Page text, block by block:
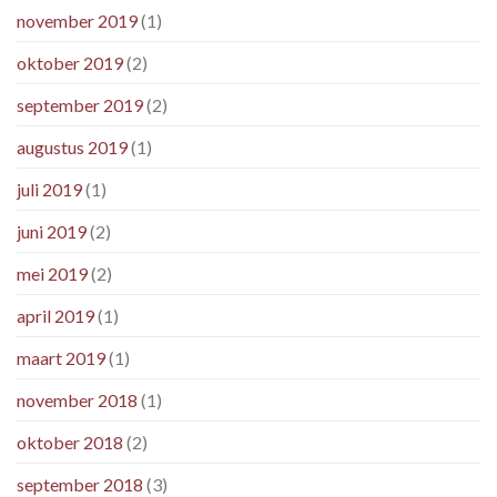
november 2019(1)
oktober 2019(2)
september 2019(2)
augustus 2019(1)
juli 2019(1)
juni 2019(2)
mei 2019(2)
april 2019(1)
maart 2019(1)
november 2018 (1)
oktober 2018 (2)
september 2018 (3)